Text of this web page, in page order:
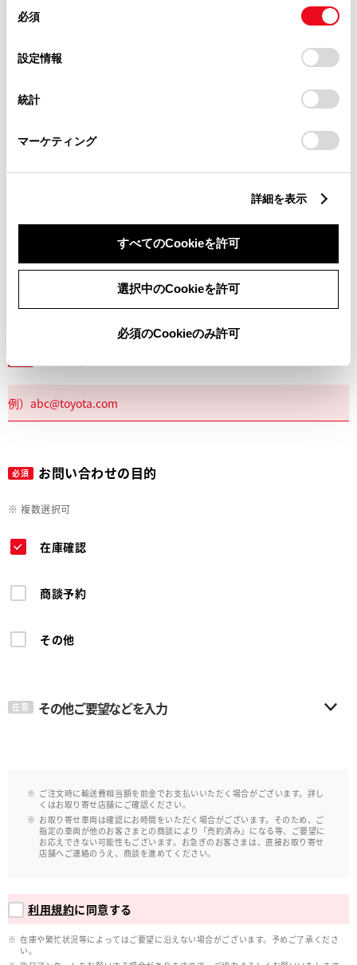
デバイスにすべてのCookie(クッキー)が保存されることに同
意したことになります。Cookie(クッキー)のオプトアウト、
設定の変更、同意を撤回したりするにあたっては、当社の
「Cookie（クッキー）情報の取り扱いについて
」をご覧くだ
必須
設定情報
統計
マーケティング
詳細を表示
すべてのCookieを許可
選択中のCookieを許可
必須のCookieのみ許可
任意 建物名
必須 お問い合わせの目的
※ 複数選択可
在庫確認
商談予約
その他
任意 その他ご要望などを入力
ご注文時に輸送費相当額を前金でお支払いいただく場合がございます。詳し
くはお取り寄せ店舗にご確認ください。
お取り寄せ車両は確認にお時間をいただく場合がございます。そのため、ご
指定の車両が他のお客さまとの商談により「売約済み」になる等、ご要望に
お応えできない可能性もございます。お急ぎのお客さまは、直接お取り寄せ
店舗へご連絡のうえ、商談を進めてください。
利用規約に同意する
在庫や繁忙状況等によってはご要望に沿えない場合がございます。予めご了承くださ
い。